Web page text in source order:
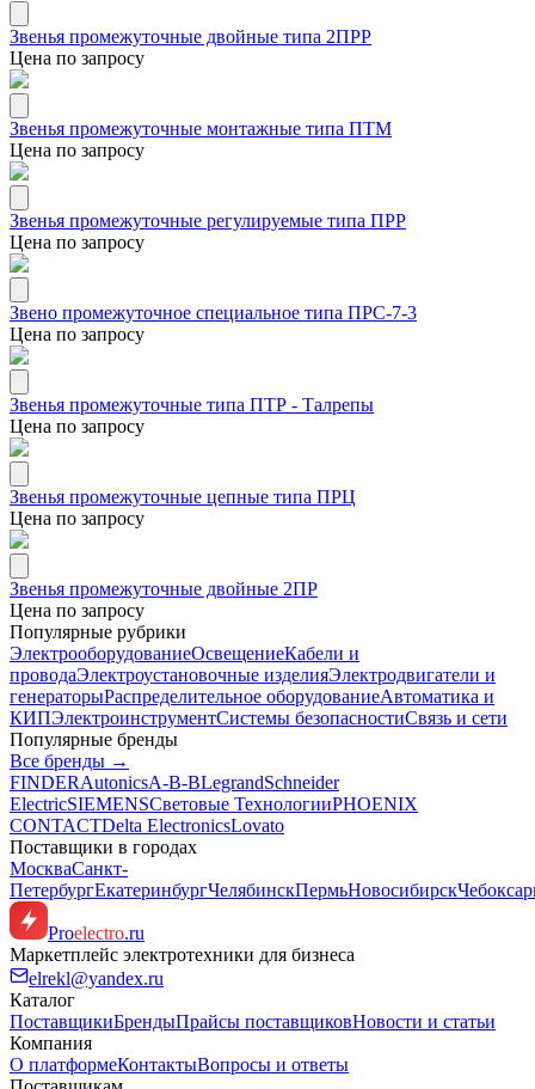
Звенья промежуточные двойные типа 2ПРР
Цена по запросу
Звенья промежуточные монтажные типа ПТМ
Цена по запросу
Звенья промежуточные регулируемые типа ПРР
Цена по запросу
Звено промежуточное специальное типа ПРС-7-3
Цена по запросу
Звенья промежуточные типа ПТР - Талрепы
Цена по запросу
Звенья промежуточные цепные типа ПРЦ
Цена по запросу
Звенья промежуточные двойные 2ПР
Цена по запросу
Популярные рубрики
ЭлектрооборудованиеОсвещениеКабели и
проводаЭлектроустановочные изделияЭлектродвигатели и
генераторыРаспределительное оборудованиеАвтоматика и
КИПЭлектроинструментСистемы безопасностиСвязь и сети
Популярные бренды
Все бренды →
FINDERAutonicsA-B-BLegrandSchneider
ElectricSIEMENSСветовые ТехнологииPHOENIX
CONTACTDelta ElectronicsLovato
Поставщики в городах
МоскваСанкт-
ПетербургЕкатеринбургЧелябинскПермьНовосибирск
Proelectro.ru
Маркетплейс электротехники для бизнеса
elrekl@yandex.ru
Каталог
ПоставщикиБрендыПрайсы поставщиковНовости и статьи
Компания
О платформеКонтактыВопросы и ответы